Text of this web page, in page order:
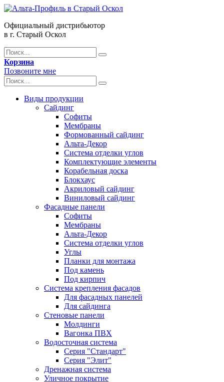
Официальный дистрибьютор
в г. Старый Оскол
Корзина
Позвоните мне
Виды продукции
Сайдинг
Софиты
Мембраны
Формованный сайдинг
Альта-Декор
Система отделки углов
Комплектующие элементы
Корабельная доска
Блокхаус
Акриловый сайдинг
Виниловый сайдинг
Фасадные панели
Софиты
Мембраны
Альта-Декор
Система отделки углов
Углы
Планки для монтажа
Под камень
Под кирпич
Система крепления фасадов
Для фасадных панелей
Для сайдинга
Стеновые панели
Молдинги
Вагонка ПВХ
Водосточная система
Серия "Стандарт"
Серия "Элит"
Дренажная система
Уличное покрытие